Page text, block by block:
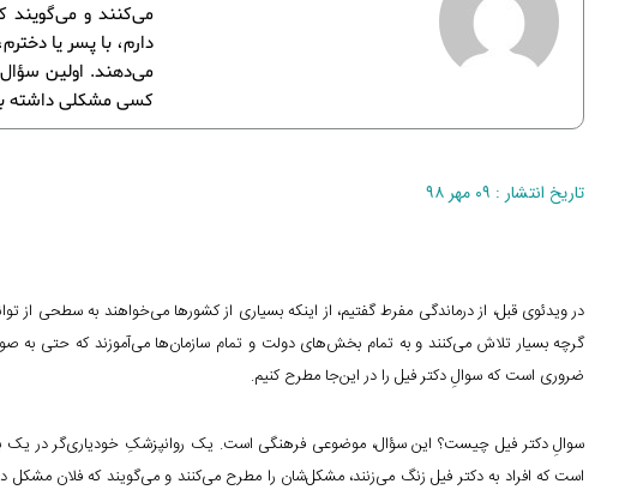
می‌کنند و می‌گویند
دارم، با پسر یا
می‌دهند. اولین
کسی مشکلی داشته
تاریخ انتشار : ۰۹ مهر ۹۸
در ویدئوی قبل، از درماندگی مفرط گفتیم، از اینکه بسیاری از کشورها می‌خواهند به سطحی
گرچه بسیار تلاش می‌کنند و به تمام بخش‌های دولت و تمام سازمان‌ها می‌آموزند که حتی به
ضروری است که سوالِ دکتر فیل را در این‌جا مطرح کنیم.
سوالِ دکتر فیل چیست؟ این سؤال، موضوعی فرهنگی است. یک روانپزشکِ خودیاری‌گر در یک
است که افراد به دکتر فیل زنگ می‌زنند، مشکل‌شان را مطرح می‌کنند و می‌گویند که فلان مشکل